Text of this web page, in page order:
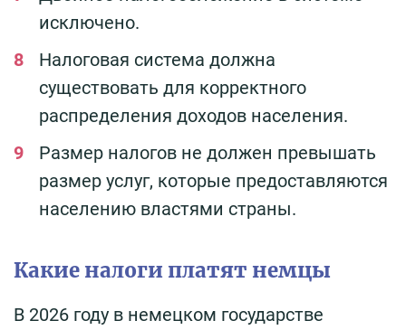
исключено.
Налоговая система должна
существовать для корректного
распределения доходов населения.
Размер налогов не должен превышать
размер услуг, которые предоставляются
населению властями страны.
Какие налоги платят немцы
В 2026 году в немецком государстве